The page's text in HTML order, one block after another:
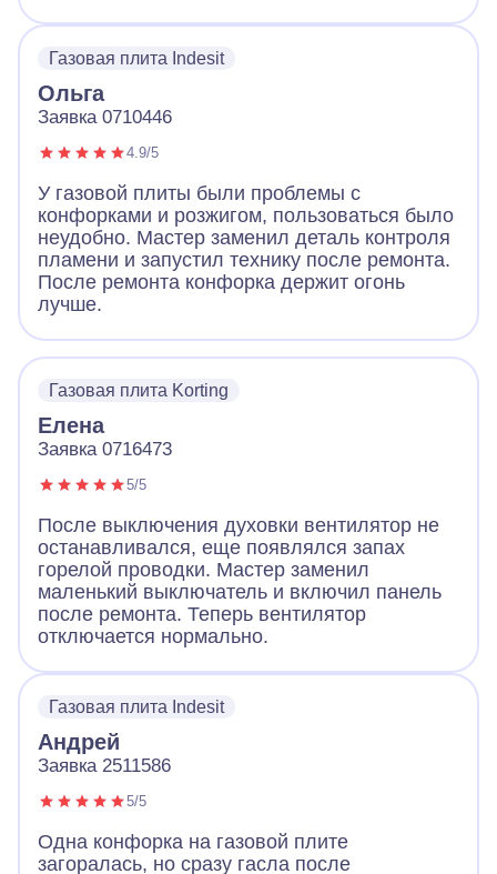
Газовая плита Indesit
Ольга
Заявка 0710446
4.9/5
У газовой плиты были проблемы с
конфорками и розжигом, пользоваться было
неудобно. Мастер заменил деталь контроля
пламени и запустил технику после ремонта.
После ремонта конфорка держит огонь
лучше.
Газовая плита Korting
Елена
Заявка 0716473
5/5
После выключения духовки вентилятор не
останавливался, еще появлялся запах
горелой проводки. Мастер заменил
маленький выключатель и включил панель
после ремонта. Теперь вентилятор
отключается нормально.
Газовая плита Indesit
Андрей
Заявка 2511586
5/5
Одна конфорка на газовой плите
загоралась, но сразу гасла после